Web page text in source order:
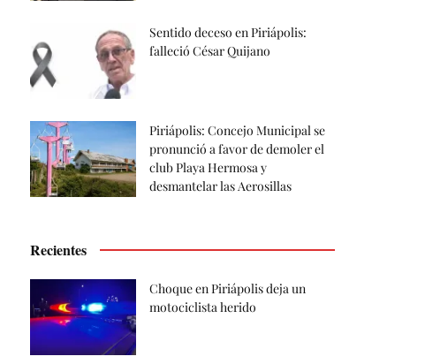
Sentido deceso en Piriápolis:
falleció César Quijano
Piriápolis: Concejo Municipal se
pronunció a favor de demoler el
club Playa Hermosa y
desmantelar las Aerosillas
Recientes
Choque en Piriápolis deja un
motociclista herido